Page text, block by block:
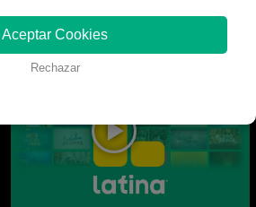
nuevo episodio de “Yo
Aceptar Cookies
Rechazar